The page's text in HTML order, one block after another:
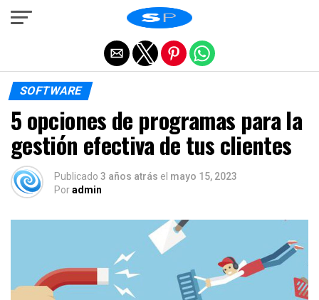
SOFTWARE
5 opciones de programas para la
gestión efectiva de tus clientes
Publicado 3 años atrás el mayo 15, 2023
Poradmin
Salir de la versión móvil